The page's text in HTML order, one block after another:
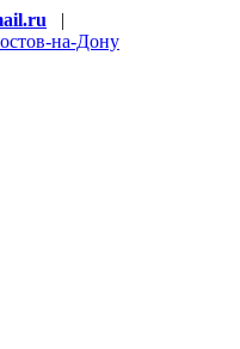
|
на-Дону